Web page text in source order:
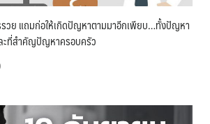
รวย แถมก่อให้เกิดปัญหาตามมาอีกเพียบ…ทั้งปัญหา
ะที่สำคัญปัญหาครอบครัว